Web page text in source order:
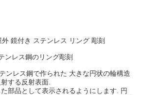
鏡付き ステンレス リング 彫刻
ンレス鋼のリング彫刻
ンレス鋼で作られた 大きな円状の輪構造
する反射表面.
部品として表示されるようにします. 円